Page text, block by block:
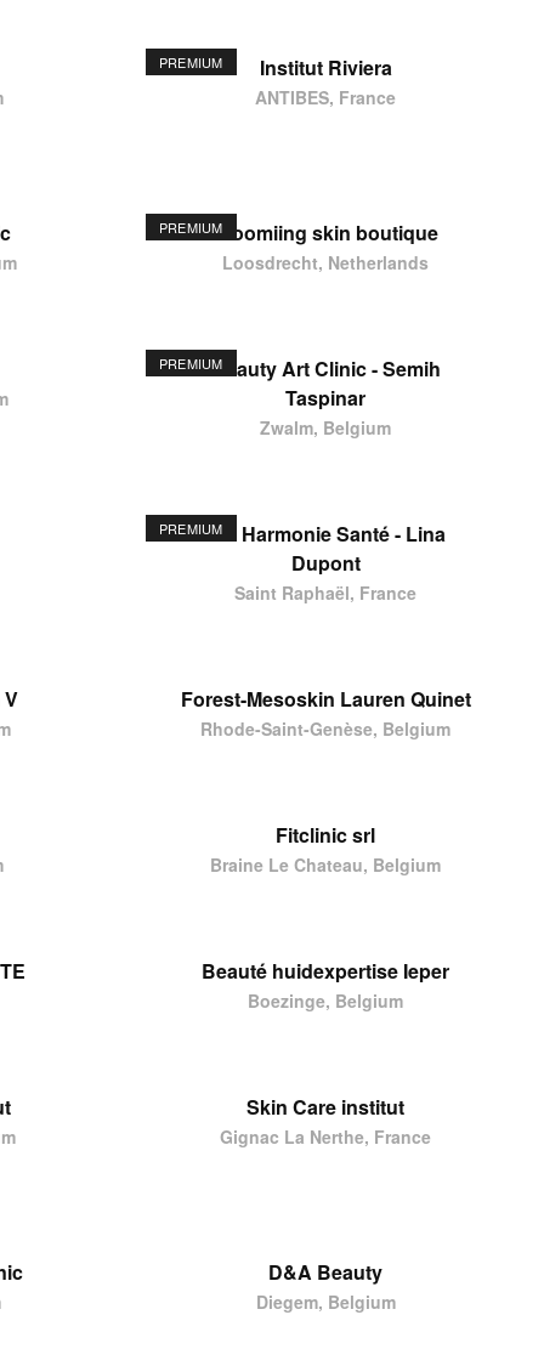
PREMIUM Institut Riviera
ANTIBES, France
PREMIUMBloomiing skin boutique
Loosdrecht, Netherlands
PREMIUMBeauty Art Clinic - Semih
Taspinar
Zwalm, Belgium
PREMIUMSte Harmonie Santé - Lina
Dupont
Saint Raphaël, France
Forest-Mesoskin Lauren Quinet
Rhode-Saint-Genèse, Belgium
Fitclinic srl
Braine Le Chateau, Belgium
Beauté huidexpertise Ieper
Boezinge, Belgium
Skin Care institut
Gignac La Nerthe, France
D&A Beauty
Diegem, Belgium